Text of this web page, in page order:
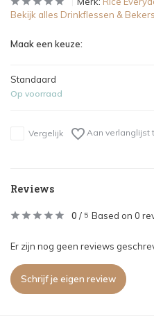
Bekijk alles Drinkflessen & Bekers
Maak een keuze:
Standaard
Op voorraad
Vergelijk Aan verlanglijst
Reviews
0 / 5 Based on 0
Er zijn nog geen reviews
Schrijf je eigen review